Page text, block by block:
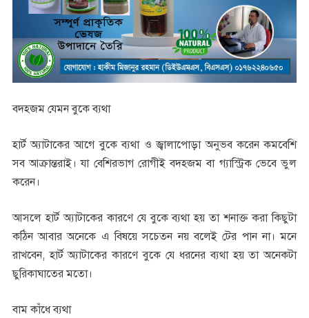
বদহজম যেমন বুকে ব্যথা
হার্ট অ্যাটাকের আগে বুকে ব্যথা ও জ্বালাপোড়া অনুভব করেন কমবেশি
সব আক্রান্তরাই। যা বেশিরভাগ রোগীই বদহজম বা গ্যাস্ট্রিক ভেবে ভুল
করেন।
আসলে হার্ট অ্যাটাকের কারণে যে বুকে ব্যথা হয় তা শনাক্ত করা কিছুটা
কঠিন আবার অনেকে এ বিষয়ে সচেতন নয় বলেই টের পান না। মনে
রাখবেন, হার্ট অ্যাটাকের কারণে বুকে যে ধরনের ব্যথা হয় তা অনেকটা
ছুরিকাঘাতের মতো।
বাম কাঁধে ব্যথা